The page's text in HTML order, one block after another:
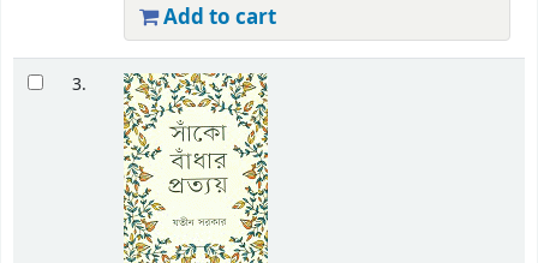
Add to cart
3.